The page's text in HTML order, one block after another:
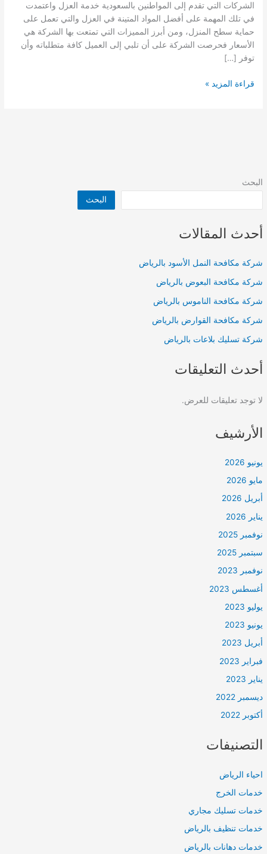
البحث
البحث
أحدث المقالات
شركة مكافحة النمل الأسود بالرياض
شركة مكافحة البعوض بالرياض
شركة مكافحة الناموس بالرياض
شركة مكافحة القوارض بالرياض
شركة تسليك بلاعات بالرياض
أحدث التعليقات
لا توجد تعليقات للعرض.
الأرشيف
يونيو 2026
مايو 2026
أبريل 2026
يناير 2026
نوفمبر 2025
سبتمبر 2025
نوفمبر 2023
أغسطس 2023
يوليو 2023
يونيو 2023
أبريل 2023
فبراير 2023
يناير 2023
ديسمبر 2022
أكتوبر 2022
التصنيفات
احياء الرياض
خدمات الخرج
خدمات تسليك مجاري
خدمات تنظيف بالرياض
خدمات دهانات بالرياض
الشركات التي تقدم إلى المواطنين بالسعودية خدمة العزل واعتمدت
في تلك المهمة على أفضل المواد المتينة في العزل والتي تعمل على
حماية سطح المنزل، ومن أبرز المميزات التي تمتعت بها الشركة هي
الأسعار فحرصت الشركة على أن تلبي إلى العميل كافة متطلباته وأن
توفر […]
شركة
قراءة المزيد »